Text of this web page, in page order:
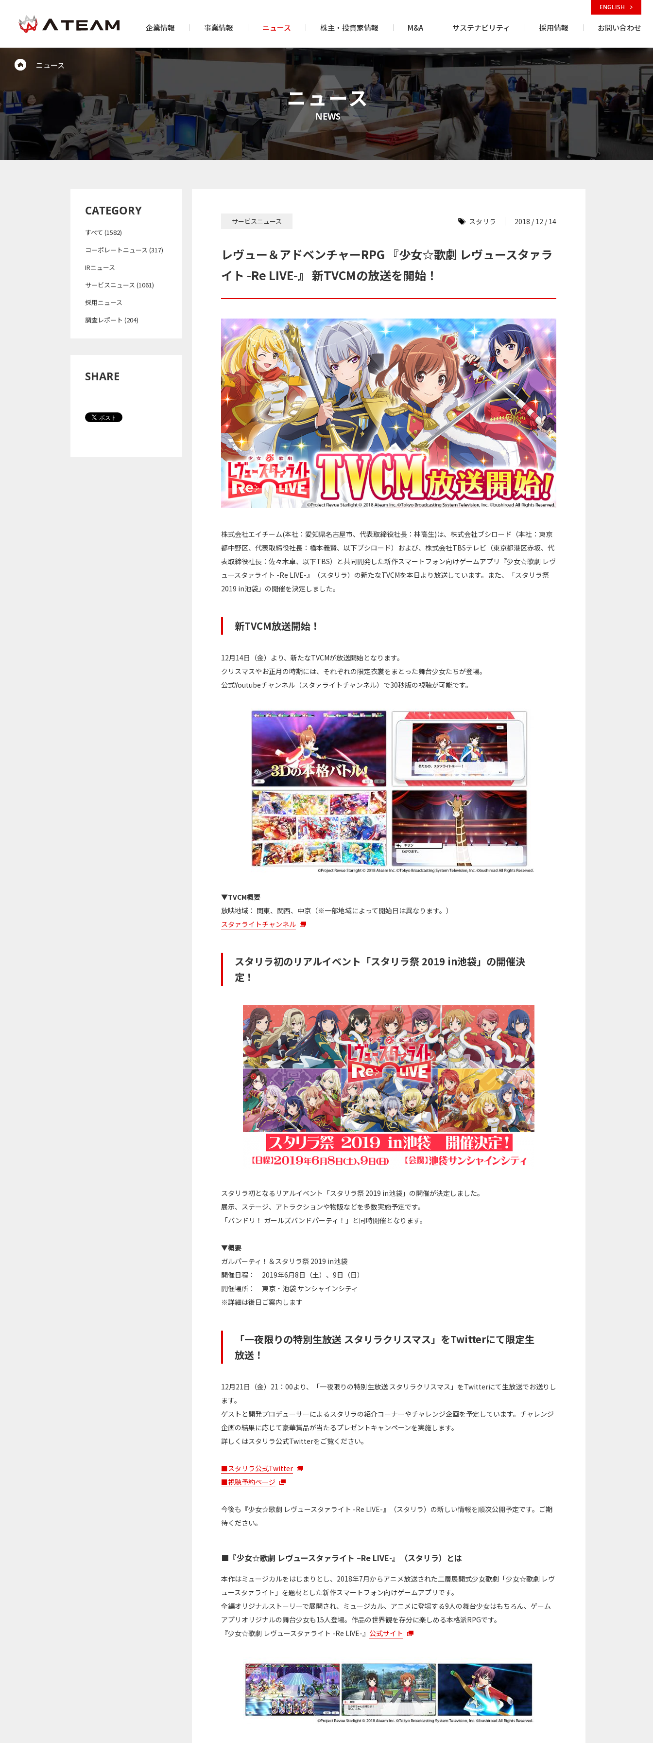
企業情報 事業情報 ニュース 株主・投資家情報 M&A サステナビリティ 採用情報 お問い合わせ
ENGLISH
ニュース
ニュース
NEWS
CATEGORY
すべて (1582)
コーポレートニュース (317)
IRニュース
サービスニュース (1061)
採用ニュース
調査レポート (204)
SHARE
サービスニュース スタリラ 2018 / 12 / 14
レヴュー＆アドベンチャーRPG 『少女☆歌劇 レヴュースタァラ
イト -Re LIVE-』 新TVCMの放送を開始！
株式会社エイチーム(本社：愛知県名古屋市、代表取締役社長：林高生)は、株式会社ブシロード（本社：東京
都中野区、代表取締役社長：橋本義賢、以下ブシロード）および、株式会社TBSテレビ（東京都港区赤坂、代
表取締役社長：佐々木卓、以下TBS）と共同開発した新作スマートフォン向けゲームアプリ『少女☆歌劇 レヴ
ュースタァライト -Re LIVE-』（スタリラ）の新たなTVCMを本日より放送しています。また、「スタリラ祭
2019 in池袋」の開催を決定しました。
新TVCM放送開始！
12月14日（金）より、新たなTVCMが放送開始となります。
クリスマスやお正月の時期には、それぞれの限定衣裳をまとった舞台少女たちが登場。
公式Youtubeチャンネル（スタァライトチャンネル）で30秒版の視聴が可能です。
▼TVCM概要
放映地域： 関東、関西、中京（※一部地域によって開始日は異なります。）
スタァライトチャンネル
スタリラ初のリアルイベント「スタリラ祭 2019 in池袋」の開催決
定！
スタリラ初となるリアルイベント「スタリラ祭 2019 in池袋」の開催が決定しました。
展示、ステージ、アトラクションや物販などを多数実施予定です。
「バンドリ！ ガールズバンドパーティ！」と同時開催となります。
▼概要
ガルパーティ！＆スタリラ祭 2019 in池袋
開催日程： 2019年6月8日（土）、9日（日）
開催場所： 東京・池袋 サンシャインシティ
※詳細は後日ご案内します
「一夜限りの特別生放送 スタリラクリスマス」をTwitterにて限定生
放送！
12月21日（金）21：00より、「一夜限りの特別生放送 スタリラクリスマス」をTwitterにて生放送でお送りし
ます。
ゲストと開発プロデューサーによるスタリラの紹介コーナーやチャレンジ企画を予定しています。チャレンジ
企画の結果に応じて豪華賞品が当たるプレゼントキャンペーンを実施します。
詳しくはスタリラ公式Twitterをご覧ください。
■スタリラ公式Twitter
■視聴予約ページ
今後も『少女☆歌劇 レヴュースタァライト -Re LIVE-』（スタリラ）の新しい情報を順次公開予定です。ご期
待ください。
■『少女☆歌劇 レヴュースタァライト –Re LIVE-』（スタリラ）とは
本作はミュージカルをはじまりとし、2018年7月からアニメ放送された二層展開式少女歌劇「少女☆歌劇 レヴ
ュースタァライト」を題材とした新作スマートフォン向けゲームアプリです。
全編オリジナルストーリーで展開され、ミュージカル、アニメに登場する9人の舞台少女はもちろん、ゲーム
アプリオリジナルの舞台少女も15人登場。作品の世界観を存分に楽しめる本格派RPGです。
『少女☆歌劇 レヴュースタァライト -Re LIVE-』 公式サイト